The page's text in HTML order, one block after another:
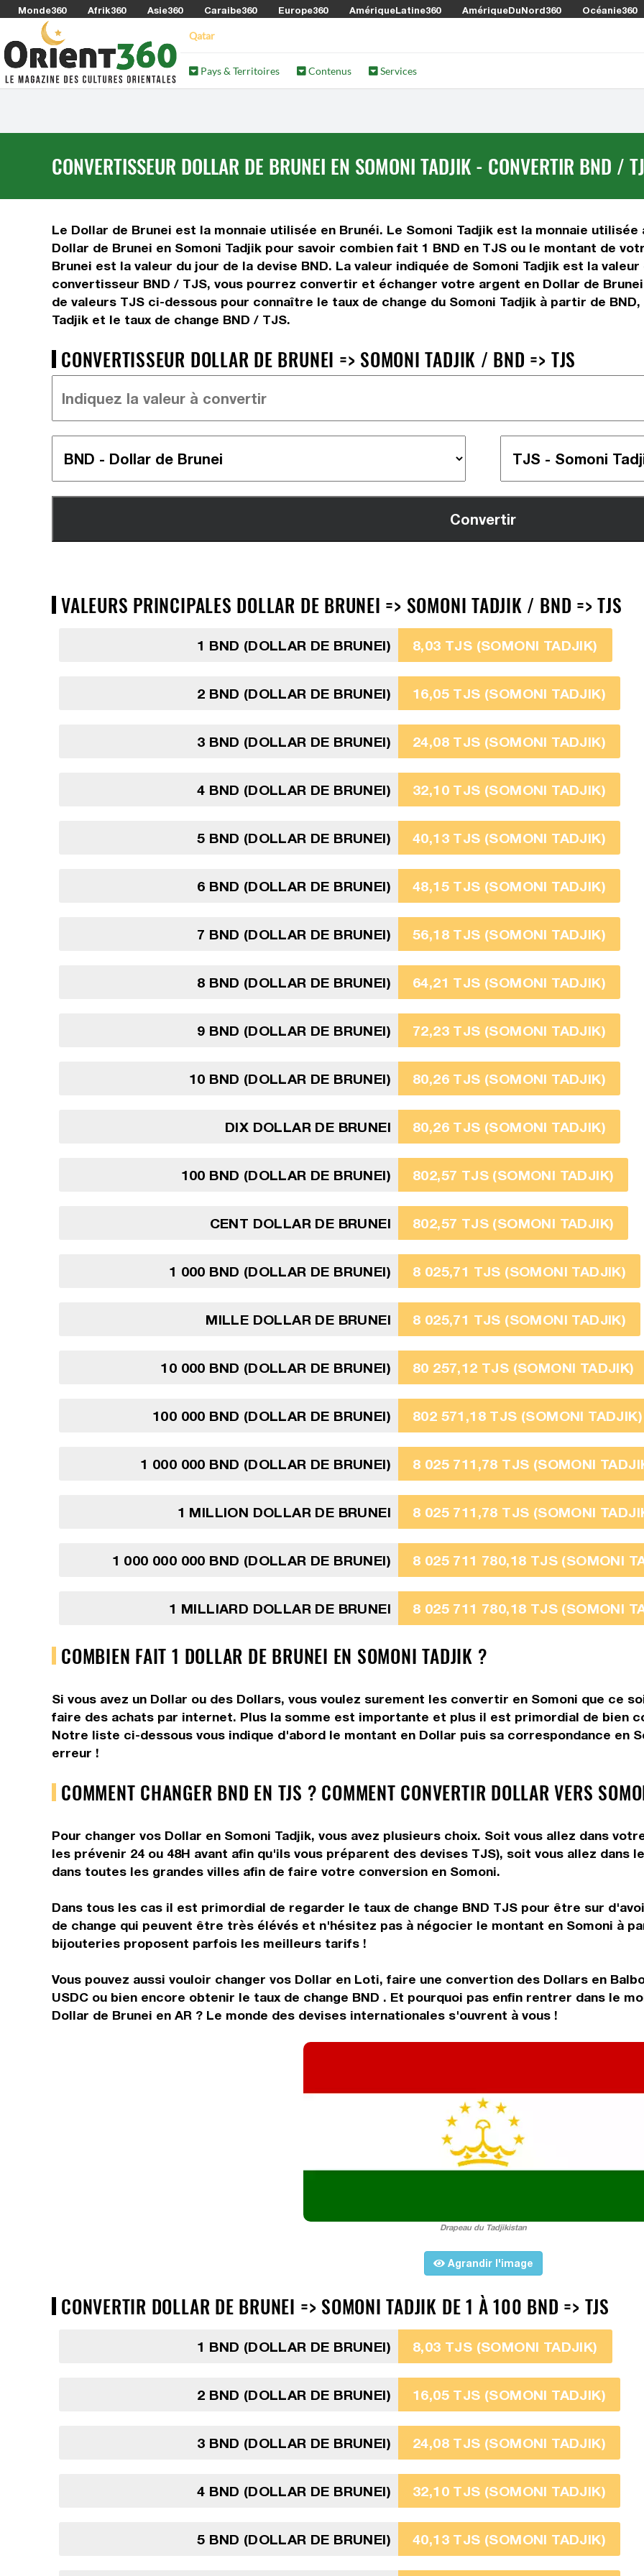
Monde360 Afrik360 Asie360 Caraibe360 Europe360 AmériqueLatine360 AmériqueDuNord360 Océanie360
Qatar
Pays & Territoires Contenus Services
CONVERTISSEUR DOLLAR DE BRUNEI EN SOMONI TADJIK - CONVERTIR BND /
Le Dollar de Brunei est la monnaie utilisée en Brunéi. Le Somoni Tadjik est la monnaie
Dollar de Brunei en Somoni Tadjik pour savoir combien fait 1 BND en TJS ou le montant de
Brunei est la valeur du jour de la devise BND. La valeur indiquée de Somoni Tadjik est la
convertisseur BND / TJS, vous pourrez convertir et échanger votre argent en Dollar de
de valeurs TJS ci-dessous pour connaître le taux de change du Somoni Tadjik à partir de
Tadjik et le taux de change BND / TJS.
CONVERTISSEUR DOLLAR DE BRUNEI => SOMONI TADJIK / BND => TJS
VALEURS PRINCIPALES DOLLAR DE BRUNEI => SOMONI TADJIK / BND => TJS
1 BND (DOLLAR DE BRUNEI) 8,03 TJS (SOMONI TADJIK)
2 BND (DOLLAR DE BRUNEI) 16,05 TJS (SOMONI TADJIK)
3 BND (DOLLAR DE BRUNEI) 24,08 TJS (SOMONI TADJIK)
4 BND (DOLLAR DE BRUNEI) 32,10 TJS (SOMONI TADJIK)
5 BND (DOLLAR DE BRUNEI) 40,13 TJS (SOMONI TADJIK)
6 BND (DOLLAR DE BRUNEI) 48,15 TJS (SOMONI TADJIK)
7 BND (DOLLAR DE BRUNEI) 56,18 TJS (SOMONI TADJIK)
8 BND (DOLLAR DE BRUNEI) 64,21 TJS (SOMONI TADJIK)
9 BND (DOLLAR DE BRUNEI) 72,23 TJS (SOMONI TADJIK)
10 BND (DOLLAR DE BRUNEI) 80,26 TJS (SOMONI TADJIK)
DIX DOLLAR DE BRUNEI 80,26 TJS (SOMONI TADJIK)
100 BND (DOLLAR DE BRUNEI) 802,57 TJS (SOMONI TADJIK)
CENT DOLLAR DE BRUNEI 802,57 TJS (SOMONI TADJIK)
1 000 BND (DOLLAR DE BRUNEI) 8 025,71 TJS (SOMONI TADJIK)
MILLE DOLLAR DE BRUNEI 8 025,71 TJS (SOMONI TADJIK)
10 000 BND (DOLLAR DE BRUNEI) 80 257,12 TJS (SOMONI TADJIK)
100 000 BND (DOLLAR DE BRUNEI) 802 571,18 TJS (SOMONI TADJIK)
1 000 000 BND (DOLLAR DE BRUNEI) 8 025 711,78 TJS (SOMONI
1 MILLION DOLLAR DE BRUNEI 8 025 711,78 TJS (SOMONI
1 000 000 000 BND (DOLLAR DE BRUNEI) 8 025 711 780,18 TJS (SOMONI
1 MILLIARD DOLLAR DE BRUNEI 8 025 711 780,18 TJS (SOMONI
COMBIEN FAIT 1 DOLLAR DE BRUNEI EN SOMONI TADJIK ?
Si vous avez un Dollar ou des Dollars, vous voulez surement les convertir en Somoni que ce
faire des achats par internet. Plus la somme est importante et plus il est primordial de bien
Notre liste ci-dessous vous indique d'abord le montant en Dollar puis sa correspondance en
erreur !
COMMENT CHANGER BND EN TJS ? COMMENT CONVERTIR DOLLAR VERS
Pour changer vos Dollar en Somoni Tadjik, vous avez plusieurs choix. Soit vous allez dans
les prévenir 24 ou 48H avant afin qu'ils vous préparent des devises TJS), soit vous allez dans
dans toutes les grandes villes afin de faire votre conversion en Somoni.
Dans tous les cas il est primordial de regarder le taux de change BND TJS pour être sur
de change qui peuvent être très élévés et n'hésitez pas à négocier le montant en Somoni à
bijouteries proposent parfois les meilleurs tarifs !
Vous pouvez aussi vouloir changer vos Dollar en Loti, faire une convertion des Dollars en
USDC ou bien encore obtenir le taux de change BND . Et pourquoi pas enfin rentrer dans le
Dollar de Brunei en AR ? Le monde des devises internationales s'ouvrent à vous !
Drapeau du Tadjikistan
Agrandir l'image
CONVERTIR DOLLAR DE BRUNEI => SOMONI TADJIK DE 1 À 100 BND => TJS
1 BND (DOLLAR DE BRUNEI) 8,03 TJS (SOMONI TADJIK)
2 BND (DOLLAR DE BRUNEI) 16,05 TJS (SOMONI TADJIK)
3 BND (DOLLAR DE BRUNEI) 24,08 TJS (SOMONI TADJIK)
4 BND (DOLLAR DE BRUNEI) 32,10 TJS (SOMONI TADJIK)
5 BND (DOLLAR DE BRUNEI) 40,13 TJS (SOMONI TADJIK)